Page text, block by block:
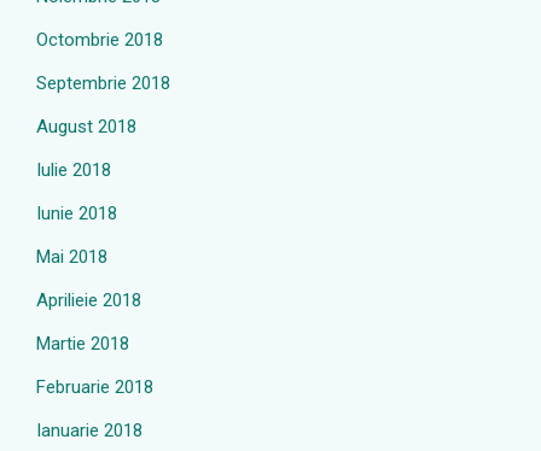
Octombrie 2018
Septembrie 2018
August 2018
Iulie 2018
Iunie 2018
Mai 2018
Aprilieie 2018
Martie 2018
Februarie 2018
Ianuarie 2018